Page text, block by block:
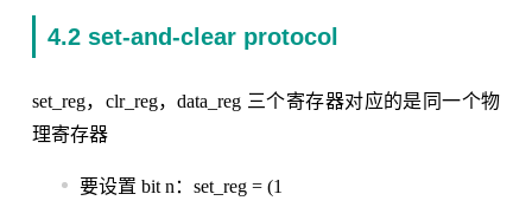
4.2 set-and-clear protocol
set_reg，clr_reg，data_reg 三个寄存器对应的是同一个物
理寄存器
要设置 bit n：set_reg = (1